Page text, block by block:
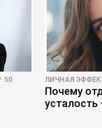
50 ЛИЧНАЯ
Почему